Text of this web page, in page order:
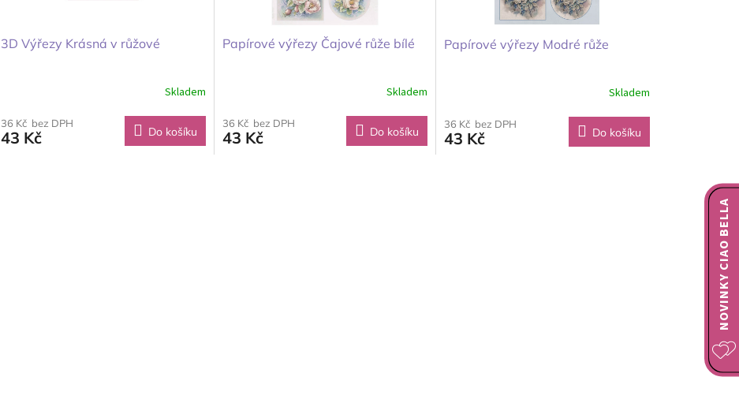
3D Výřezy Krásná v růžové
Skladem
36 Kč bez DPH
43 Kč Do košíku
Papírové výřezy Čajové růže bílé
Skladem
36 Kč bez DPH
43 Kč Do košíku
Papírové výřezy Modré růže
Skladem
36 Kč bez DPH
43 Kč Do košíku
NOVINKY CIAO BELLA